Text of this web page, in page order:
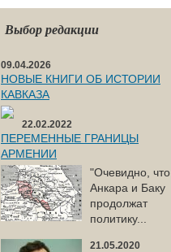
Выбор редакции
09.04.2026
НОВЫЕ КНИГИ ОБ ИСТОРИИ
КАВКАЗА
22.02.2022
ПЕРЕМЕННЫЕ ГРАНИЦЫ
АРМЕНИИ
"Очевидно, что
Анкара и Баку
продолжат
политику...
21.05.2020